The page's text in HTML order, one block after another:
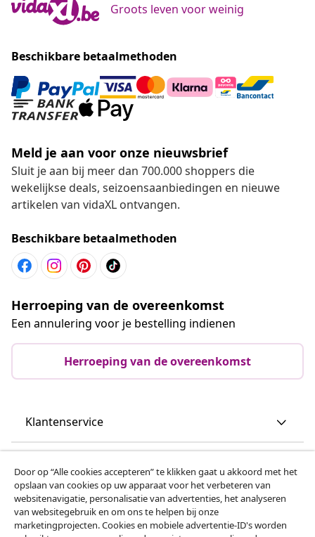
Groots leven voor weinig
Beschikbare betaalmethoden
Meld je aan voor onze nieuwsbrief
Sluit je aan bij meer dan 700.000 shoppers die
wekelijkse deals, seizoensaanbiedingen en nieuwe
artikelen van vidaXL ontvangen.
Beschikbare betaalmethoden
Herroeping van de overeenkomst
Een annulering voor je bestelling indienen
Herroeping van de overeenkomst
Klantenservice
vidaXL
Door op “Alle cookies accepteren” te klikken gaat u akkoord met het
opslaan van cookies op uw apparaat voor het verbeteren van
websitenavigatie, personalisatie van advertenties, het analyseren
van websitegebruik en om ons te helpen bij onze
marketingprojecten. Cookies en mobiele advertentie-ID's worden